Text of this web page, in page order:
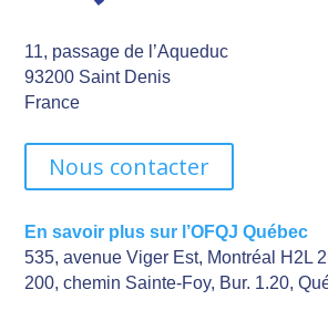
11, passage de l’Aqueduc
93200 Saint Denis
France
Nous contacter
En savoir plus sur l’OFQJ Québec
535, avenue Viger Est, Montréal H2L
200, chemin Sainte-Foy, Bur. 1.20,